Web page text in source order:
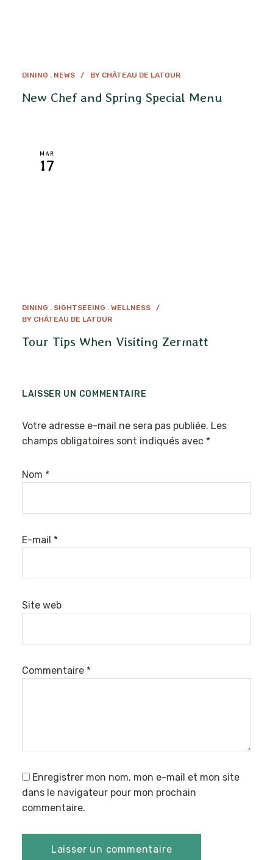
DINING NEWS BY CHÂTEAU DE LATOUR
New Chef and Spring Special Menu
MAR
17
DINING SIGHTSEEING
WELLNESS
BY CHÂTEAU DE LATOUR
Tour Tips When Visiting Zermatt
LAISSER UN COMMENTAIRE
Votre adresse e-mail ne sera pas publiée. Les
champs obligatoires sont indiqués avec *
Nom *
E-mail *
Site web
Commentaire *
Enregistrer mon nom, mon e-mail et mon site
dans le navigateur pour mon prochain
commentaire.